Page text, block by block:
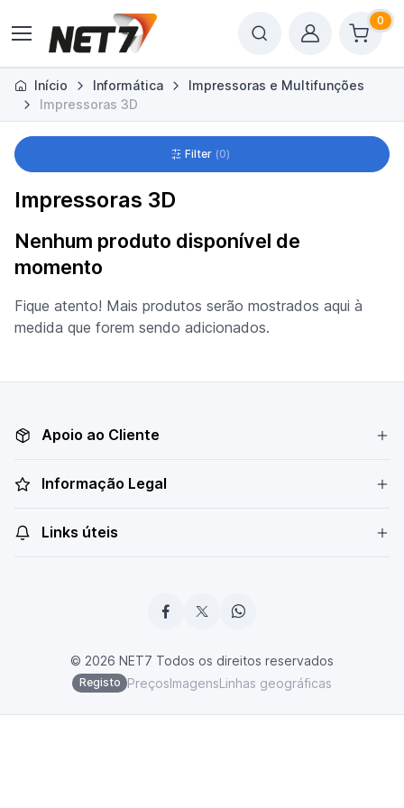
0
Início Informática
Impressoras e Multifunções
Impressoras 3D
Filter 0
Impressoras 3D
Nenhum produto disponível de
momento
Fique atento! Mais produtos serão mostrados aqui à
medida que forem sendo adicionados.
Apoio ao Cliente
Informação Legal
Links úteis
© 2026 NET7 Todos os direitos reservados
Registo PreçosImagensLinhas geográficas